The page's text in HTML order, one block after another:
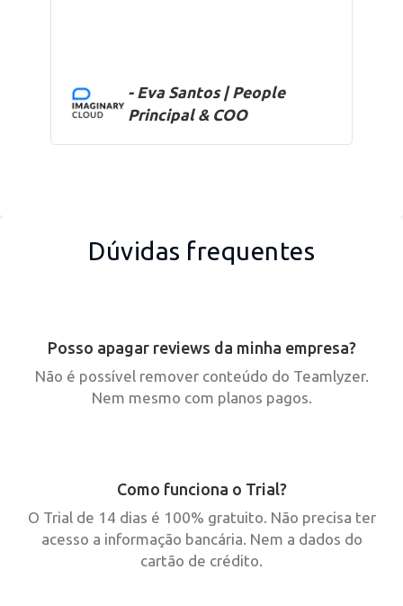
- Eva Santos | People
Principal & COO
Dúvidas frequentes
Posso apagar reviews da minha empresa?
Não é possível remover conteúdo do Teamlyzer.
Nem mesmo com planos pagos.
Como funciona o Trial?
O Trial de 14 dias é 100% gratuito. Não precisa ter
acesso a informação bancária. Nem a dados do
cartão de crédito.